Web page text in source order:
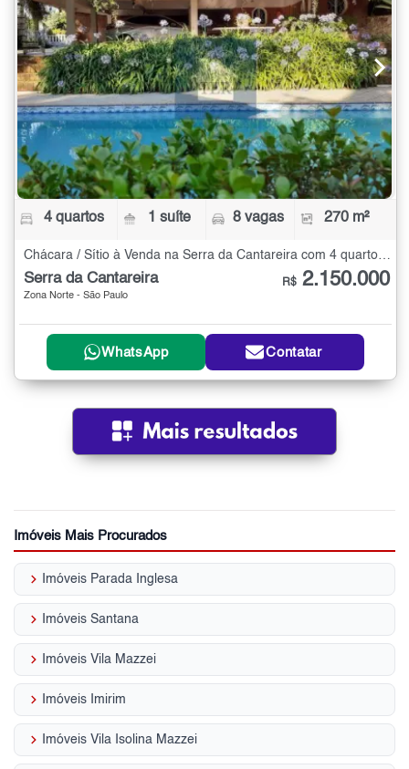
4 quartos 1 suíte 8 vagas 270 m²
Chácara / Sítio à Venda na Serra da Cantareira com 4 quartos - 270 m²
Serra da Cantareira
Zona Norte - São Paulo
R$ 2.150.000
WhatsApp Contatar
Imóveis Mais Procurados
keyboard_arrow_right Imóveis Parada Inglesa
keyboard_arrow_right Imóveis Santana
keyboard_arrow_right Imóveis Vila Mazzei
keyboard_arrow_right Imóveis Imirim
keyboard_arrow_right Imóveis Vila Isolina Mazzei